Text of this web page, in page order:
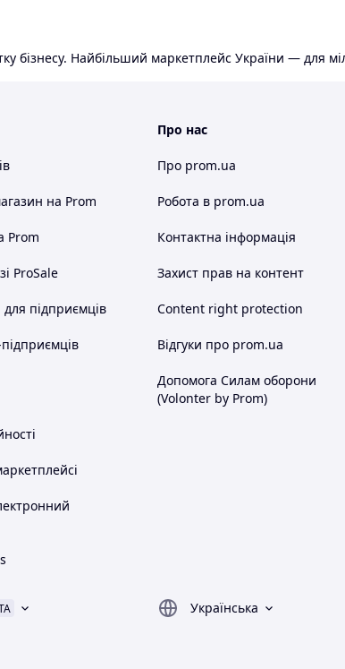
бізнесу. Найбільший маркетплейс України — для
на Prom
Prom
ProSale
підприємців
Про нас
Про prom.ua
Робота в prom.ua
Контактна інформація
Захист прав на контент
Content right protection
Відгуки про prom.ua
Допомога Силам оборони
(Volonter by Prom)
Українська